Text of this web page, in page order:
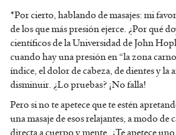
*Por cierto, hablando de masajes: mi
de los que más presión ejerce. ¿Por qué
científicos de la Universidad de John
cuando hay una presión en “la zona
índice, el dolor de cabeza, de dientes y la
disminuir. ¿Lo pruebas? ¡No falla!
Pero si no te apetece que te estén
una masaje de esos relajantes, a modo de